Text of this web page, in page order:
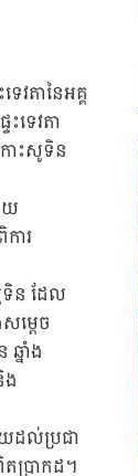
វតានៃអគ្គ
ទេវតា
ោះសូទិន
យ
ារ
ន ដែល
ម្តេច
នាំង
ង
យដល់ប្រជា
ប្រាកដ។